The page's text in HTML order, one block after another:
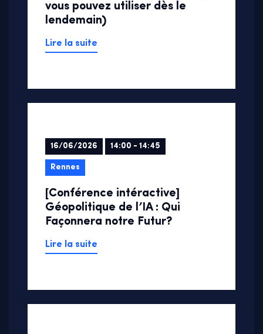
vous pouvez utiliser dès le
lendemain)
Lire la suite
16/06/2026 14:00 - 14:45
Rennes
[Conférence intéractive]
Géopolitique de l’IA : Qui
Façonnera notre Futur?
Lire la suite